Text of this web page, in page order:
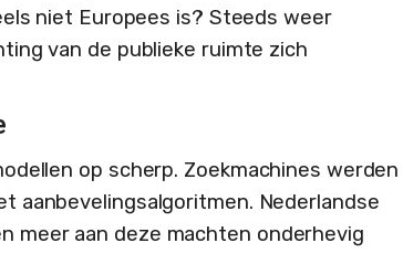
niet Europees is? Steeds weer
van de publieke ruimte zich
op scherp. Zoekmachines werden
aanbevelingsalgoritmen. Nederlandse
meer aan deze machten onderhevig